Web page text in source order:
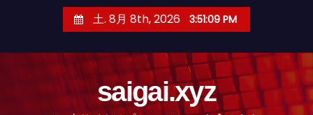
土. 8月 8th, 2026 3:51:10 PM
saigai.xyz